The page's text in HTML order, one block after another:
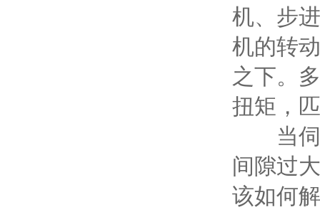
机、步
机的转
之下。
扭矩，
当伺
间隙过
该如何